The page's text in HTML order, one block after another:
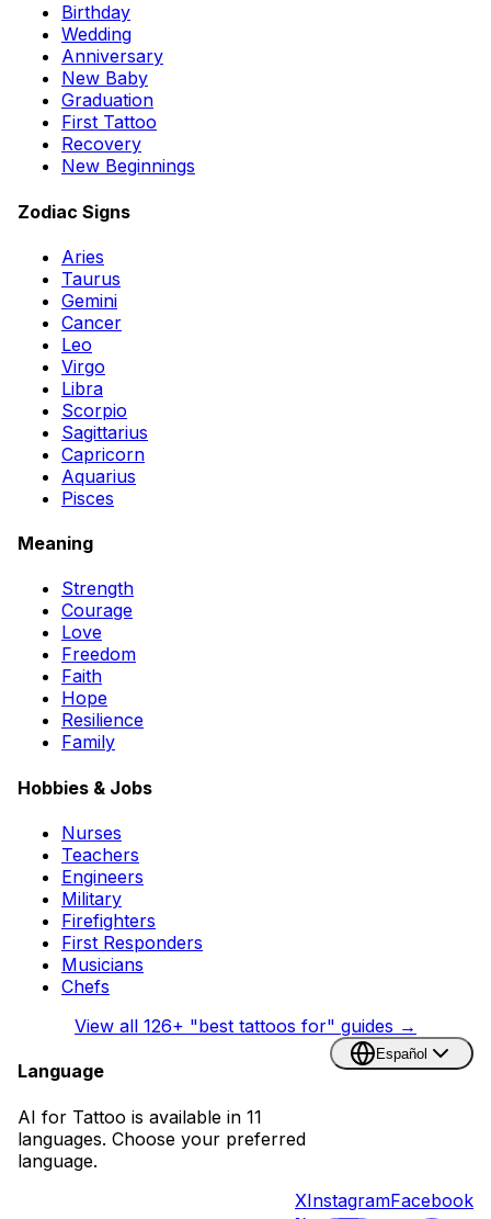
Birthday
Wedding
Anniversary
New Baby
Graduation
First Tattoo
Recovery
New Beginnings
Zodiac Signs
Aries
Taurus
Gemini
Cancer
Leo
Virgo
Libra
Scorpio
Sagittarius
Capricorn
Aquarius
Pisces
Meaning
Strength
Courage
Love
Freedom
Faith
Hope
Resilience
Family
Hobbies & Jobs
Nurses
Teachers
Engineers
Military
Firefighters
First Responders
Musicians
Chefs
View all 126+ "best tattoos for" guides →
Language
AI for Tattoo is available in 11
languages. Choose your preferred
language.
Español
XInstagramFacebook